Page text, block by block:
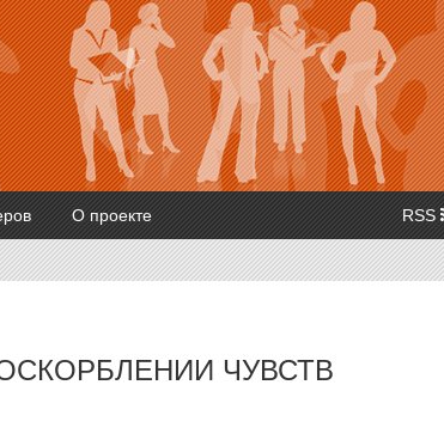
О проекте RSS
ЧУВСТВ